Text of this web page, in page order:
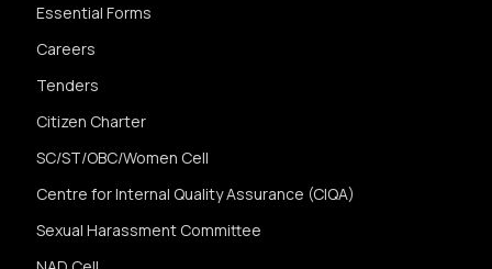
Essential Forms
Careers
Tenders
Citizen Charter
SC/ST/OBC/Women Cell
Centre for Internal Quality Assurance (CIQA)
Sexual Harassment Committee